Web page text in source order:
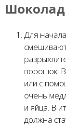
Для
порошок.
или с
очень
и яйца. В
должна